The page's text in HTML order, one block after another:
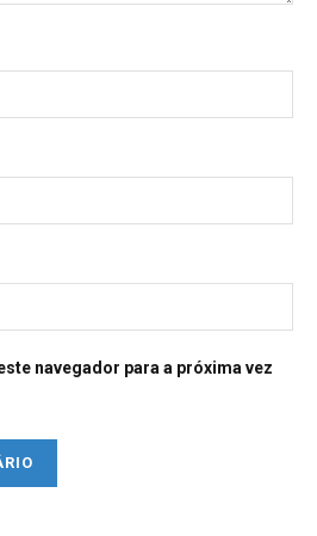
navegador para a próxima vez